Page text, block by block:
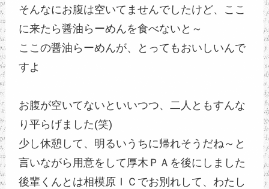
そんなにお腹は空いてませんでしたけど、ここ
に来たら醤油らーめんを食べないと～
ここの醤油らーめんが、とってもおいしいんで
すよ
お腹が空いてないといいつつ、二人ともすんな
り平らげました(笑)
少し休憩して、明るいうちに帰れそうだね～と
言いながら用意をして厚木ＰＡを後にしました
後輩くんとは相模原ＩＣでお別れして、わたし